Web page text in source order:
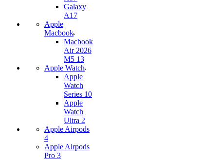
Galaxy
A17
Apple
Macbook
Macbook
Air 2026
M5 13
Apple Watch
Apple
Watch
Series 10
Apple
Watch
Ultra 2
Apple Airpods
4
Apple Airpods
Pro 3